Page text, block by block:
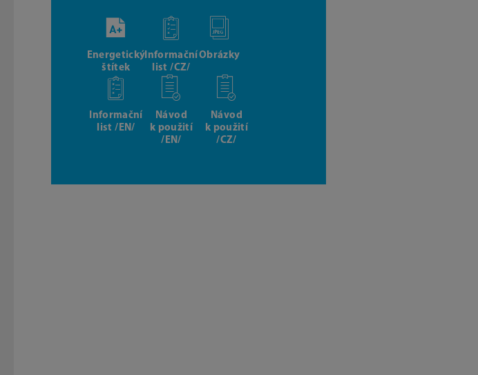
Energetický
štítek
Informační
list /CZ/
Obrázky
Informační
list /EN/
Návod
k použití
/EN/
Návod
k použití
/CZ/